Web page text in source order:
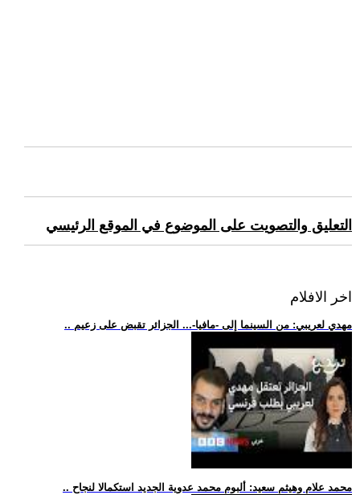
التعليق والتصويت على الموضوع في الموقع الرئيسي
اخر الافلام
.. مهدي لعريبي: من السينما إلى -مافيا-... الجزائر تقبض على زعيم
.. محمد علام وهيثم سعيد: ألبوم محمد عدوية الجديد استكمالا لنجاح